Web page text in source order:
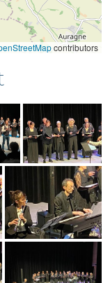
contributors